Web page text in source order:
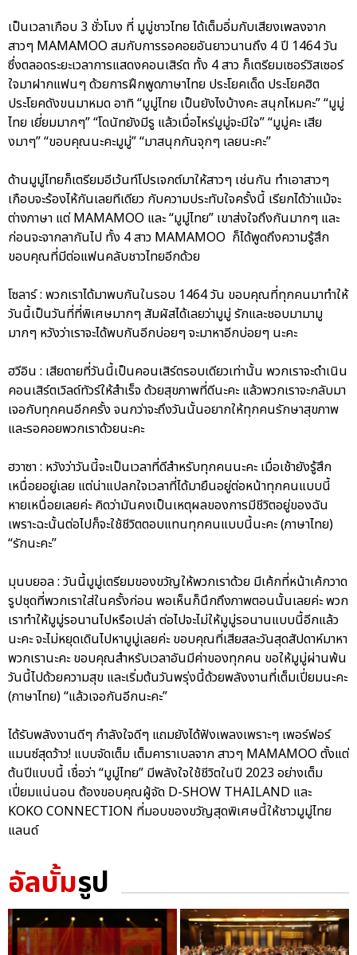
เป็นเวลาเกือบ 3 ชั่วโมง ที่ มูมู่ชาวไทย ได้เต็มอิ่มกับเสียงเพลงจาก
สาวๆ MAMAMOO สมกับการรอคอยอันยาวนานถึง 4 ปี 1464 วัน
ซึ่งตลอดระยะเวลาการแสดงคอนเสิร์ต ทั้ง 4 สาว ก็เตรียมเซอร์วิสเซอร์
ใจมาฝากแฟนๆ ด้วยการฝึกพูดภาษาไทย ประโยคเด็ด ประโยคฮิต
ประโยคดังขนมาหมด อาทิ “มูมู่ไทย เป็นยังไงบ้างคะ สนุกไหมคะ” “มูมู่
ไทย เยี่ยมมากๆ” “โดนัทยังมีรู แล้วเมื่อไหร่มูมู่จะมีใจ” “มูมู่คะ เสีย
งมาๆ” “ขอบคุณนะคะมูมู่” “มาสนุกกันจุกๆ เลยนะคะ”
ด้านมูมู่ไทยก็เตรียมอีเว้นท์โปรเจกต์มาให้สาวๆ เช่นกัน ทำเอาสาวๆ
เกือบจะร้องไห้กันเลยทีเดียว กับความประทับใจครั้งนี้ เรียกได้ว่าแม้จะ
ต่างภาษา แต่ MAMAMOO และ “มูมู่ไทย” เขาส่งใจถึงกันมากๆ และ
ก่อนจะจากลากันไป ทั้ง 4 สาว MAMAMOO ก็ได้พูดถึงความรู้สึก
ขอบคุณที่มีต่อแฟนคลับชาวไทยอีกด้วย
โซลาร์ : พวกเราได้มาพบกันในรอบ 1464 วัน ขอบคุณที่ทุกคนมาทำให้
วันนี้เป็นวันที่ที่พิเศษมากๆ สัมผัสได้เลยว่ามูมู่ รักและชอบมามามู
มากๆ หวังว่าเราจะได้พบกันอีกบ่อยๆ จะมาหาอีกบ่อยๆ นะคะ
ฮวีอิน : เสียดายที่วันนี้เป็นคอนเสิร์ตรอบเดียวเท่านั้น พวกเราจะดำเนิน
คอนเสิร์ตเวิลด์ทัวร์ให้สำเร็จ ด้วยสุขภาพที่ดีนะคะ แล้วพวกเราจะกลับมา
เจอกับทุกคนอีกครั้ง จนกว่าจะถึงวันนั้นอยากให้ทุกคนรักษาสุขภาพ
และรอคอยพวกเราด้วยนะคะ
ฮวาซา : หวังว่าวันนี้จะเป็นเวลาที่ดีสำหรับทุกคนนะคะ เมื่อเช้ายังรู้สึก
เหนื่อยอยู่เลย แต่น่าแปลกใจเวลาที่ได้มายืนอยู่ต่อหน้าทุกคนแบบนี้
หายเหนื่อยเลยค่ะ คิดว่ามันคงเป็นเหตุผลของการมีชีวิตอยู่ของฉัน
เพราะฉะนั้นต่อไปก็จะใช้ชีวิตตอบแทนทุกคนแบบนี้นะคะ (ภาษาไทย)
“รักนะคะ”
มุนบยอล : วันนี้มูมู่เตรียมของขวัญให้พวกเราด้วย มีเค้กที่หน้าเค้กวาด
รูปชุดที่พวกเราใส่ในครั้งก่อน พอเห็นก็นึกถึงภาพตอนนั้นเลยค่ะ พวก
เราทำให้มูมู่รอนานไปหรือเปล่า ต่อไปจะไม่ให้มูมู่รอนานแบบนี้อีกแล้ว
นะคะ จะไม่หยุดเดินไปหามูมู่เลยค่ะ ขอบคุณที่เสียสละวันสุดสัปดาห์มาหา
พวกเรานะคะ ขอบคุณสำหรับเวลาอันมีค่าของทุกคน ขอให้มูมู่ผ่านพ้น
วันนี้ไปด้วยความสุข และเริ่มต้นวันพรุ่งนี้ด้วยพลังงานที่เต็มเปี่ยมนะคะ
(ภาษาไทย) “แล้วเจอกันอีกนะคะ”
ได้รับพลังงานดีๆ กำลังใจดีๆ แถมยังได้ฟังเพลงเพราะๆ เพอร์ฟอร์
แมนซ์สุดว้าว! แบบจัดเต็ม เต็มคาราเบลจาก สาวๆ MAMAMOO ตั้งแต่
ต้นปีแบบนี้ เชื่อว่า “มูมู่ไทย” มีพลังใจใช้ชีวิตในปี 2023 อย่างเต็ม
เปี่ยมแน่นอน ต้องขอบคุณผู้จัด D-SHOW THAILAND และ
KOKO CONNECTION ที่มอบของขวัญสุดพิเศษนี้ให้ชาวมูมู่ไทย
แลนด์
อัลบั้มรูป